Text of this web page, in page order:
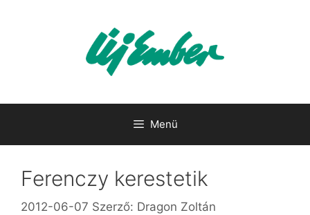
Menü
Ferenczy kerestetik
2012-06-07 Szerző: Dragon Zoltán